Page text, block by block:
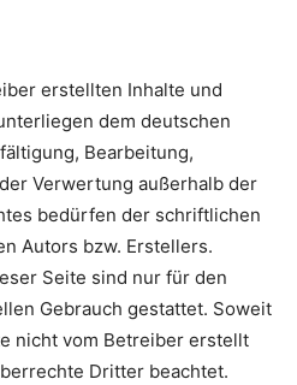
erstellten Inhalte und
dem deutschen
Bearbeitung,
Verwertung außerhalb der
bedürfen der schriftlichen
Autors bzw. Erstellers.
Seite sind nur für den
Gebrauch gestattet. Soweit
nicht vom Betreiber erstellt
Dritter beachtet.